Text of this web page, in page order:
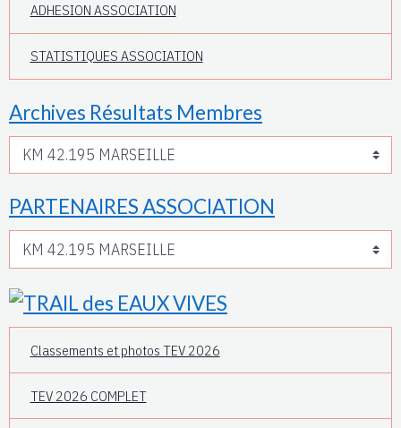
ADHESION ASSOCIATION
STATISTIQUES ASSOCIATION
Archives Résultats Membres
PARTENAIRES ASSOCIATION
Classements et photos TEV 2026
TEV 2026 COMPLET